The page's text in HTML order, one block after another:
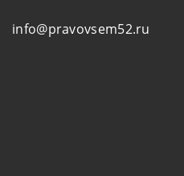
info@pravovsem52.ru